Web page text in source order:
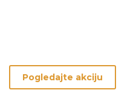
Pogledajte akciju